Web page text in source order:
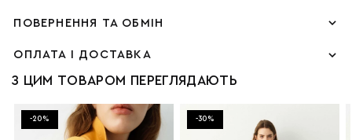
ПОВЕРНЕННЯ ТА ОБМІН
ОПЛАТА І ДОСТАВКА
З ЦИМ ТОВАРОМ ПЕРЕГЛЯДАЮТЬ
-20% -30%